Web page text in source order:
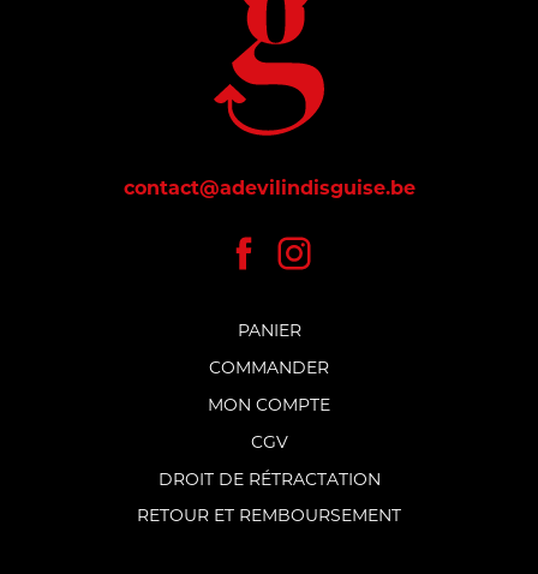
contact@adevilindisguise.be
PANIER
COMMANDER
MON COMPTE
CGV
DROIT DE RÉTRACTATION
RETOUR ET REMBOURSEMENT